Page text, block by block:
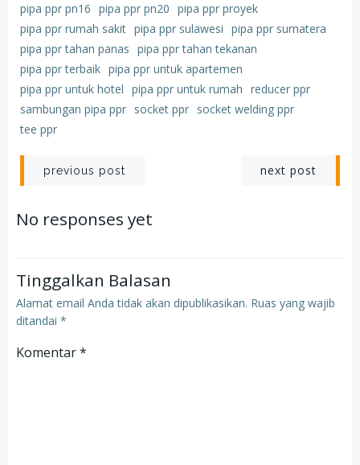
pipa ppr pn16 pipa ppr pn20 pipa ppr proyek
pipa ppr rumah sakit pipa ppr sulawesi pipa ppr sumatera
pipa ppr tahan panas pipa ppr tahan tekanan
pipa ppr terbaik pipa ppr untuk apartemen
pipa ppr untuk hotel pipa ppr untuk rumah reducer ppr
sambungan pipa ppr socket ppr socket welding ppr
tee ppr
Post
navigation
previous post next post
No responses yet
Tinggalkan Balasan
Alamat email Anda tidak akan dipublikasikan. Ruas yang wajib
ditandai *
Komentar*